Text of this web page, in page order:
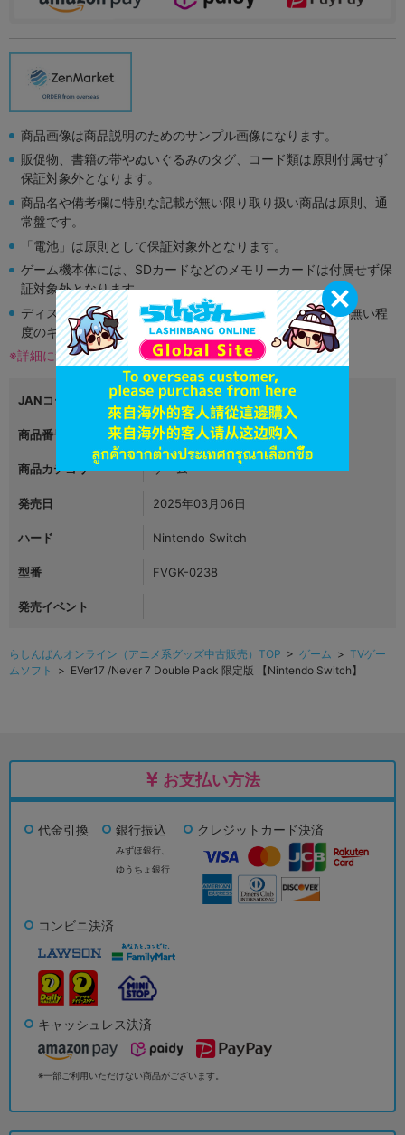
商品画像は商品説明のためのサンプル画像になります。
販促物、書籍の帯やぬいぐるみのタグ、コード類は原則付属せず
保証対象外となります。
商品名や備考欄に特別な記載が無い限り取り扱い商品は原則、通
常盤です。
「電池」は原則として保証対象外となります。
ゲーム機本体には、SDカードなどのメモリーカードは付属せず保
証対象外となります。
ディスク類の読み取り面のキズに関しまして再生に支障が無い程
度のキズがある場合がございます。
※詳細につきましてはコチラ
JANコード 4562412131902
商品番号 L06580617
商品カテゴリ ゲーム
発売日 2025年03月06日
ハード Nintendo Switch
型番 FVGK-0238
発売イベント
らしんばんオンライン（アニメ系グッズ中古販売）TOP > ゲーム > TVゲー
ムソフト
> EVer17 /Never 7 Double Pack 限定版 【Nintendo Switch】
お支払い方法
代金引換 銀行振込
みずほ銀行、
ゆうちょ銀行
クレジットカード決済
コンビニ決済
キャッシュレス決済
※一部ご利用いただけない商品がございます。